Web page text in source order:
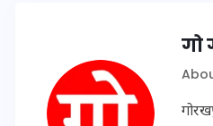
गो
इस सप्ताह
क्या कहते हैं
अगस्त से 31